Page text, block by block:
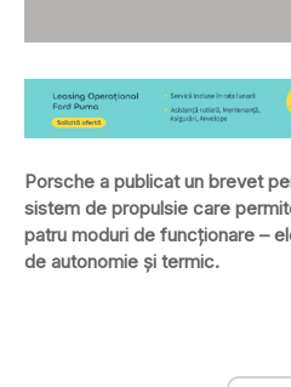
Porsche a publicat un brevet
sistem de propulsie care
patru moduri de funcționare –
de autonomie și termic.